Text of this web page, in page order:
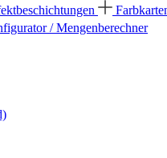
/ Mengenberechner